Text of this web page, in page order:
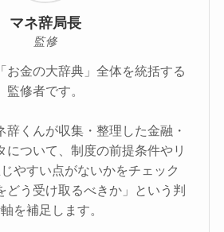
マネ辞局長
監修
お金の大辞典」全体を統括する
監修者です。
辞くんが収集・整理した金融・
について、制度の前提条件やリ
やすい点がないかをチェック
どう受け取るべきか」という判
を補足します。